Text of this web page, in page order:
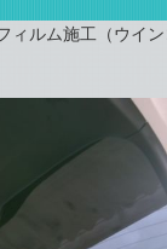
ィルム施工（ウイン